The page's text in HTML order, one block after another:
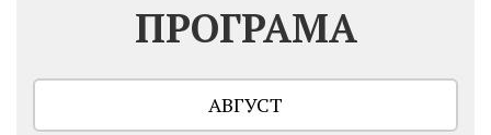
ПРОГРАМА
АВГУСТ